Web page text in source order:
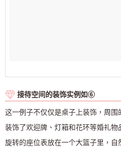
接待空间的装饰实例如⑥
这一例子不仅仅是桌子上装饰，周
装饰了欢迎牌、灯箱和花环等婚礼
旋转的座位表放在一个大篮子里，自